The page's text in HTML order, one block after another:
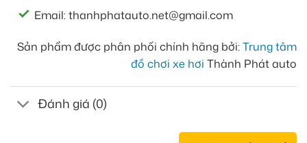
Email: thanhphatauto.net@gmail.com
Sản phẩm được phân phối chính hãng bởi:Trung tâm
đồ chơi xe hơi Thành Phát auto
Đánh giá (0)